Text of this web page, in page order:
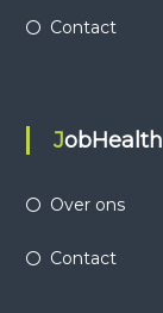
Contact
JobHealth
Over ons
Contact